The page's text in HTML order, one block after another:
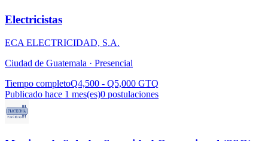
Electricistas
ECA ELECTRICIDAD, S.A.
Ciudad de Guatemala · Presencial
Tiempo completoQ4,500 - Q5,000 GTQ
Publicado hace 1 mes(es)0 postulaciones